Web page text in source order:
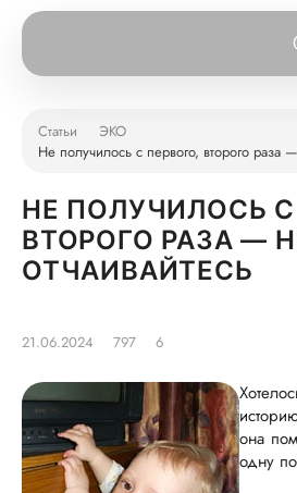
Статьи
ЭКО
Не получилось с первого, второго раза
НЕ ПОЛУЧИЛОСЬ С
ВТОРОГО РАЗА —
ОТЧАИВАЙТЕСЬ
21.06.2024 797 6
она
одну